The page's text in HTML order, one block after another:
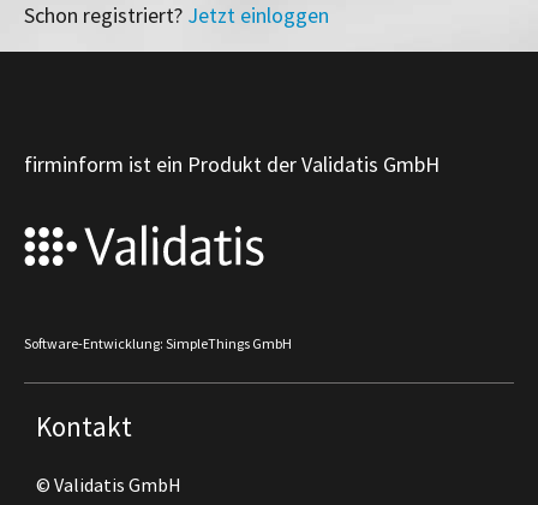
Schon registriert? Jetzt einloggen
firminform ist ein Produkt der Validatis GmbH
Software-Entwicklung: SimpleThings GmbH
Kontakt
© Validatis GmbH